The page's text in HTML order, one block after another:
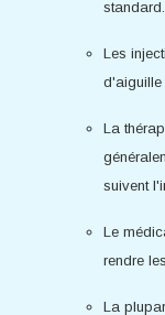
standard.
Les
d'aiguille
La
suivent
Le
rendre
La